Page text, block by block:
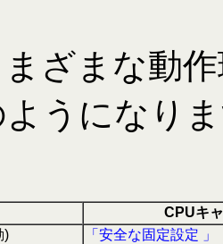
ざまな動
ようになり
CPUキャ
)
「安全な固定設定 」